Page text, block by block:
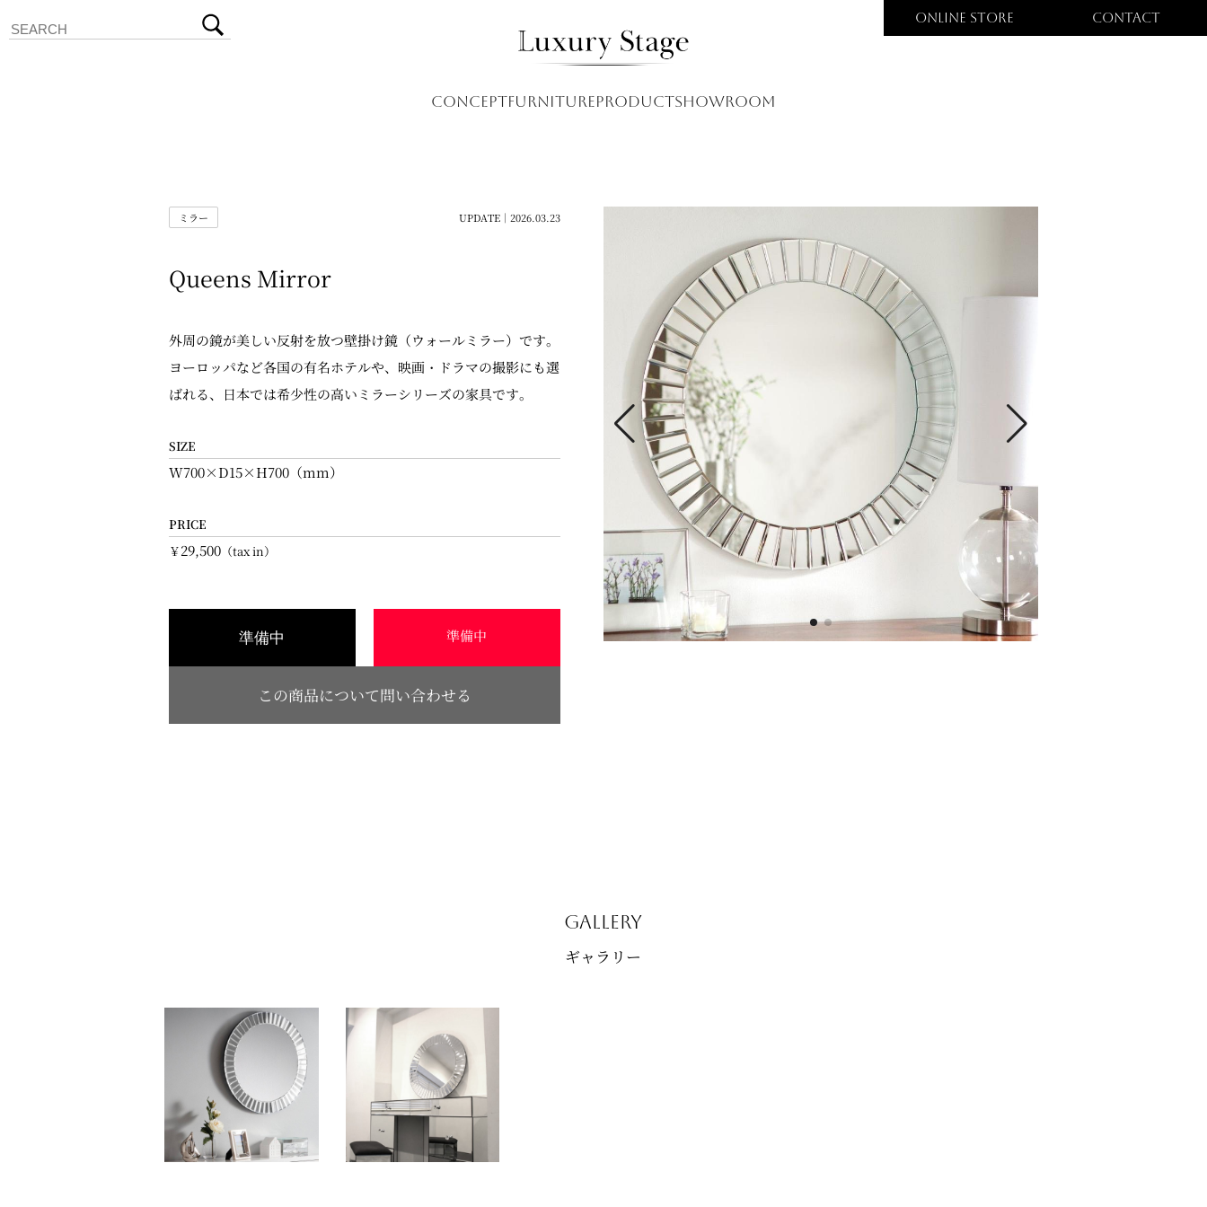
ONLINE STORE CONTACT
CONCEPTFURNITUREPRODUCTSHOWROOM
ミラー UPDATE｜2026.03.23
Queens Mirror
外周の鏡が美しい反射を放つ壁掛け鏡（ウォールミラー）です。
ヨーロッパなど各国の有名ホテルや、映画・ドラマの撮影にも選
ばれる、日本では希少性の高いミラーシリーズの家具です。
SIZE
W700×D15×H700（mm）
PRICE
￥29,500 （tax in）
準備中 準備中
この商品について問い合わせる
GALLERY
ギャラリー